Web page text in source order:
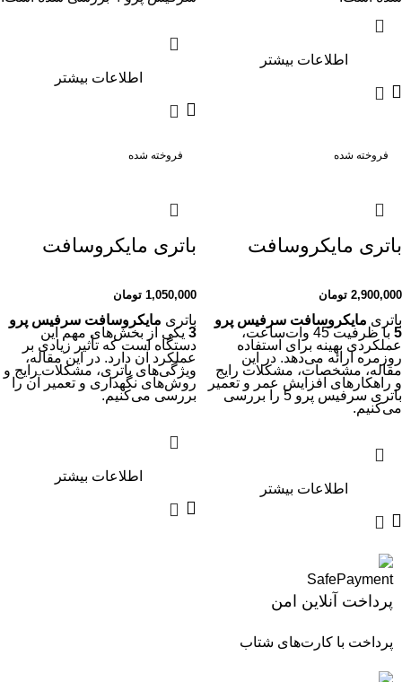
اطلاعات بیشتر
اطلاعات بیشتر
فروخته شده
باتری مایکروسافت
Surface Pro 5 Battery
2,900,000 تومان
باتری مایکروسافت سرفیس پرو
5
با ظرفیت 45 وات‌ساعت،
عملکردی بهینه برای استفاده
روزمره ارائه می‌دهد. در این
مقاله، مشخصات، مشکلات رایج
و راهکارهای افزایش عمر و تعمیر
باتری سرفیس پرو 5 را بررسی
می‌کنیم.
اطلاعات بیشتر
فروخته شده
باتری مایکروسافت
Surface Pro 3 Battery
1,050,000 تومان
باتری مایکروسافت سرفیس پرو
3 یکی از بخش‌های مهم این
دستگاه است که تأثیر زیادی بر
عملکرد آن دارد. در این مقاله،
ویژگی‌های باتری، مشکلات رایج و
روش‌های نگهداری و تعمیر آن را
بررسی می‌کنیم.
اطلاعات بیشتر
پرداخت آنلاین امن
پرداخت با کارت‌های شتاب